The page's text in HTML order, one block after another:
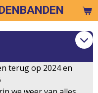
terug op 2024 en